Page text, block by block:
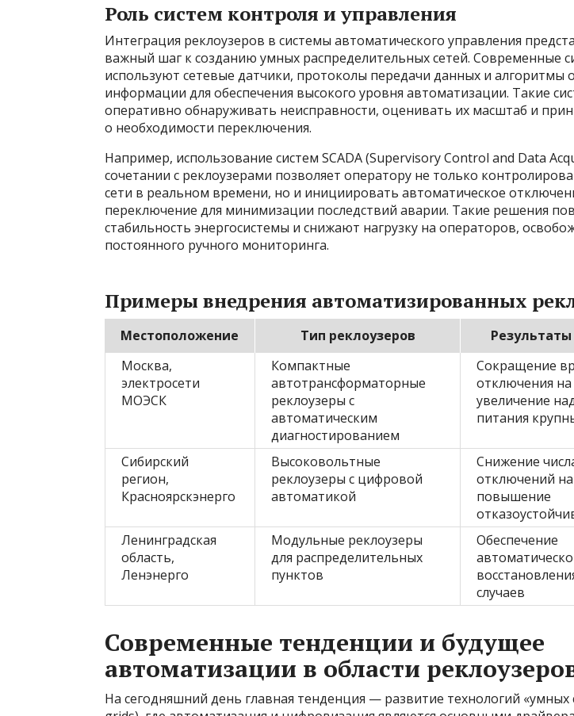
Роль систем контроля и управления
Интеграция реклоузеров в системы автоматического управления
важный шаг к созданию умных распределительных сетей. Современные
используют сетевые датчики, протоколы передачи данных и алгоритмы
информации для обеспечения высокого уровня автоматизации. Такие
оперативно обнаруживать неисправности, оценивать их масштаб и
о необходимости переключения.
Например, использование систем SCADA (Supervisory Control and Data
сочетании с реклоузерами позволяет оператору не только
сети в реальном времени, но и инициировать автоматическое
переключение для минимизации последствий аварии. Такие решения
стабильность энергосистемы и снижают нагрузку на операторов,
постоянного ручного мониторинга.
Примеры внедрения автоматизированных
Местоположение Тип реклоузеров
Москва,
электросети
МОЭСК
Компактные
автотрансформаторные
реклоузеры с
автоматическим
диагностированием
Сокращение
отключения на
увеличение
питания
Сибирский
регион,
Красноярскэнерго
Высоковольтные
реклоузеры с цифровой
автоматикой
Снижение
отключений на
повышение
Ленинградская
область,
Ленэнерго
Модульные реклоузеры
для распределительных
пунктов
Обеспечение
случаев
Современные тенденции и будущее
автоматизации в области
На сегодняшний день главная тенденция — развитие технологий «умных